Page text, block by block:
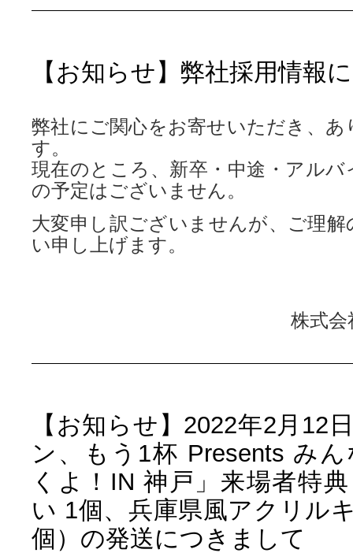
【お知らせ】弊社採用情報
弊社にご関心をお寄せいただき、
す。
現在のところ、新卒・中途・アル
の予定はございません。
大変申し訳ございませんが、ご理
い申し上げます。
株式
【お知らせ】2022年2月12
ン、もう1杯 Presents み
くよ！IN 神戸」来場者特
い 1個、兵庫県風アクリル
個）の発送につきまして